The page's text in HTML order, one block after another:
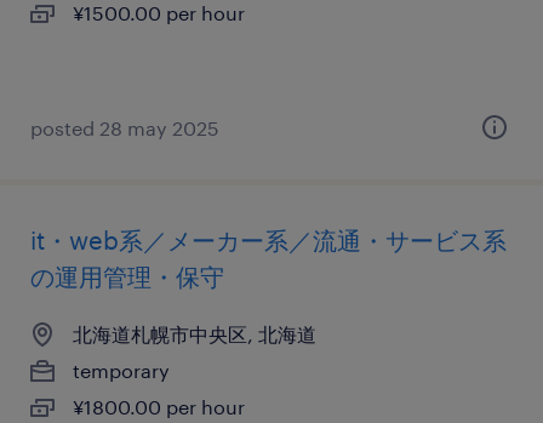
¥1500.00 per hour
posted 28 may 2025
it・web系／メーカー系／流通・サービス系
の運用管理・保守
北海道札幌市中央区, 北海道
temporary
¥1800.00 per hour